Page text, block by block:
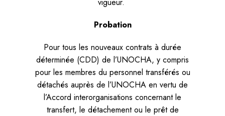
Probation
Pour tous les nouveaux contrats à durée
déterminée (CDD) de l’UNOCHA, y compris
pour les membres du personnel transférés ou
détachés auprès de l’UNOCHA en vertu de
l’Accord interorganisations concernant le
transfert, le détachement ou le prêt de